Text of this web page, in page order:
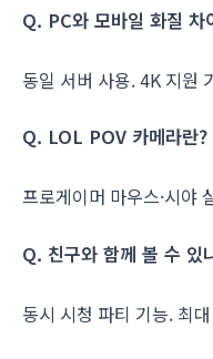
Q. PC와 모바일 화질 차
동일 서버 사용. 4K 지원
Q. LOL POV 카메라란?
프로게이머 마우스·시야
Q. 친구와 함께 볼 수 있
동시 시청 파티 기능. 최